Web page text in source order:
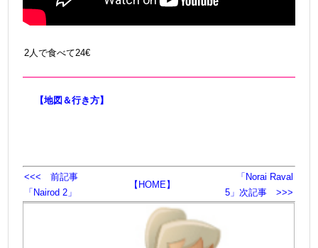
2人で食べて24€
【地図＆行き方】
<<< 前記事
「Nairod 2」
【HOME】
「Norai Raval
5」次記事 >>>